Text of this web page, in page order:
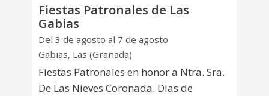
Fiestas Patronales de Las
Gabias
Del 3 de agosto al 7 de agosto
Gabias, Las (Granada)
Fiestas Patronales en honor a Ntra. Sra.
De Las Nieves Coronada. Dias de